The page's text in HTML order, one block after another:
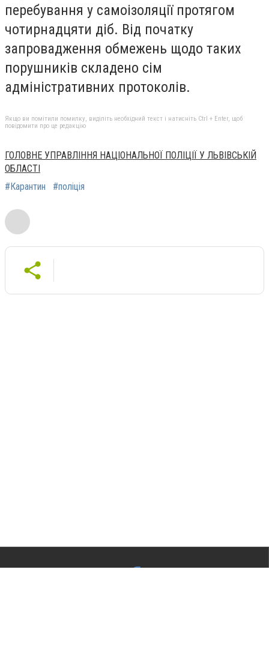
перебування у самоізоляції протягом
чотирнадцяти діб. Від початку
запровадження обмежень щодо таких
порушників складено сім
адміністративних протоколів.
Якщо ви помітили помилку, виділіть необхідний текст і натисніть Ctrl + Enter, щоб
повідомити про це редакцію
ГОЛОВНЕ УПРАВЛІННЯ НАЦІОНАЛЬНОЇ ПОЛІЦІЇ У ЛЬВІВСЬКІЙ
ОБЛАСТІ
#Карантин
#поліція